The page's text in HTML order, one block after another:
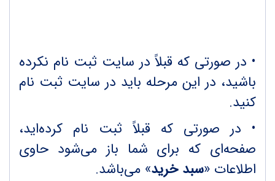
• در صورتی که قبلاً در سایت ثبت نام نکرده
باشید، در این مرحله باید در سایت ثبت نام
کنید.
• در صورتی که قبلاً ثبت نام کرده‌اید،
صفحه‌ای که برای شما باز می‌شود حاوی
اطلاعات «سبد خرید» می‌باشد.